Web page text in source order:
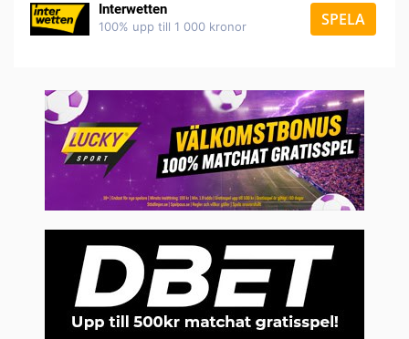
Interwetten
100% upp till 1 000 kronor SPELA